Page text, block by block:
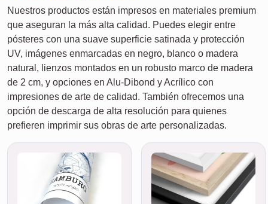
Nuestros productos están impresos en materiales premium
que aseguran la más alta calidad. Puedes elegir entre
pósteres con una suave superficie satinada y protección
UV, imágenes enmarcadas en negro, blanco o madera
natural, lienzos montados en un robusto marco de madera
de 2 cm, y opciones en Alu-Dibond y Acrílico con
impresiones de arte de calidad. También ofrecemos una
opción de descarga de alta resolución para quienes
prefieren imprimir sus obras de arte personalizadas.